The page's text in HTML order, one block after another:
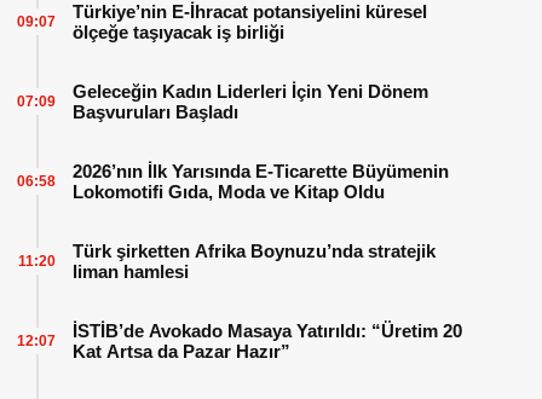
Türkiye’nin E-İhracat potansiyelini küresel
ölçeğe taşıyacak iş birliği
09:07
Geleceğin Kadın Liderleri İçin Yeni Dönem
Başvuruları Başladı
07:09
2026’nın İlk Yarısında E-Ticarette Büyümenin
Lokomotifi Gıda, Moda ve Kitap Oldu
06:58
Türk şirketten Afrika Boynuzu’nda stratejik
liman hamlesi
11:20
İSTİB’de Avokado Masaya Yatırıldı: “Üretim 20
Kat Artsa da Pazar Hazır”
12:07